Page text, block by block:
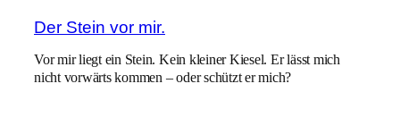
Der Stein vor mir.
Vor mir liegt ein Stein. Kein kleiner Kiesel. Er lässt mich
nicht vorwärts kommen – oder schützt er mich?